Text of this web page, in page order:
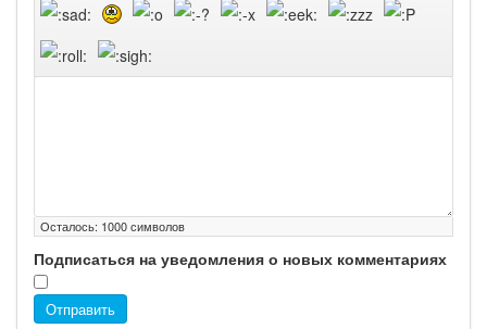
Осталось: 1000символов
Подписаться на уведомления о новых комментариях
Отправить